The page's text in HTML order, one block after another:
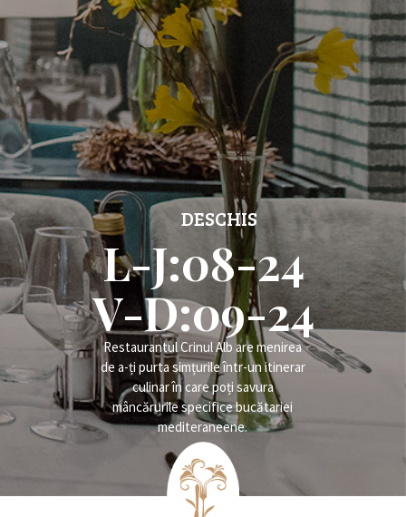
DESCHIS
L-J:08-24
V-D:09-24
Restaurantul Crinul Alb are menirea
de a-ți purta simțurile într-un itinerar
culinar în care poți savura
mâncărurile specifice bucătariei
mediteraneene.